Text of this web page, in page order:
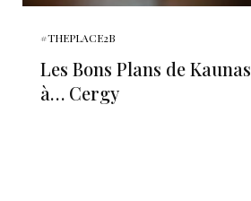
#THEPLACE2B
Les Bons Plans de Kaunas
à… Cergy